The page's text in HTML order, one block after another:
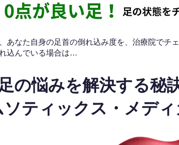
あなた自身の足首の倒れ込み度を、治療院でチ
込んでいる場合は…
の悩みを解決する秘
ティックス・メデ